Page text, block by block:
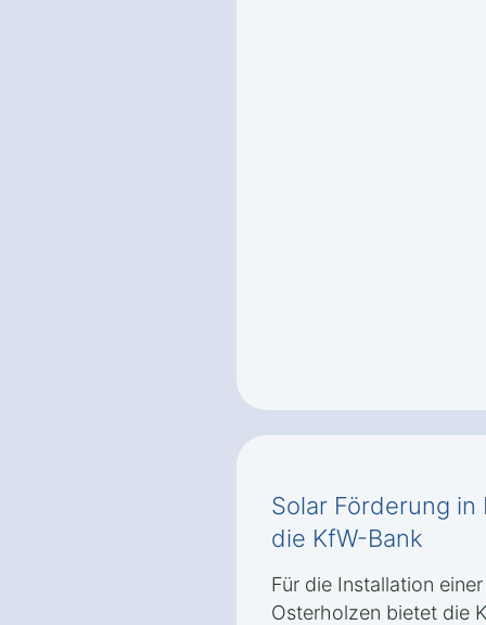
Solar Förderung
die KfW-Bank
Für die Installation
Osterholzen bietet die